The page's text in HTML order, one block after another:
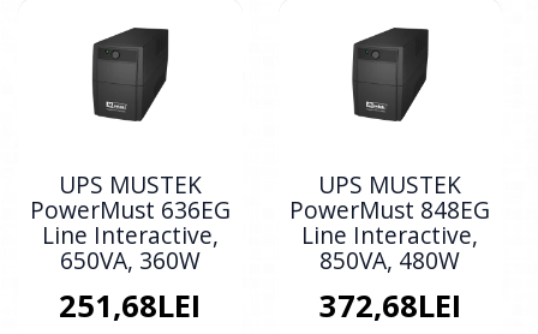
UPS MUSTEK
PowerMust 636EG
Line Interactive,
650VA, 360W
251,68LEI
UPS MUSTEK
PowerMust 848EG
Line Interactive,
850VA, 480W
372,68LEI